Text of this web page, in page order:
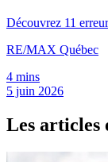
Découvrez 11
RE/MAX Québec
4 mins
5 juin 2026
Les articles